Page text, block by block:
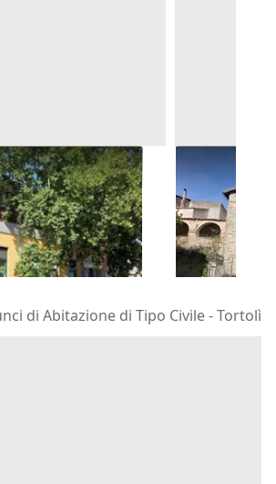
lastrico solare in
Asta
pertinenze
Silius
66.938 €
30/10/2026
di Abitazione di Tipo Civile - Tortolì